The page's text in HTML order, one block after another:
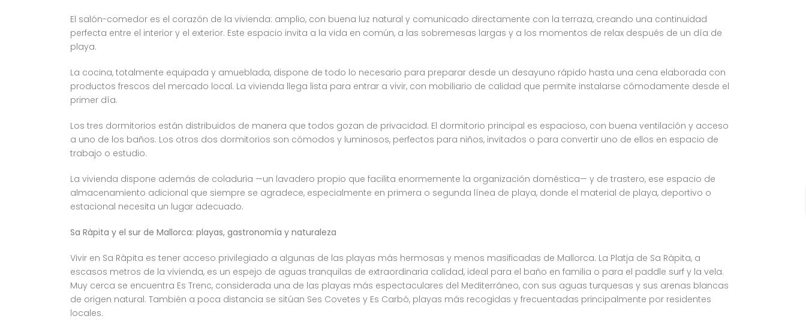
El salón-comedor es el corazón de la vivienda: amplio, con buena luz natural y comunicado directamente con la terraza, creando una continuidad
perfecta entre el interior y el exterior. Este espacio invita a la vida en común, a las sobremesas largas y a los momentos de relax después de un día de
playa.
La cocina, totalmente equipada y amueblada, dispone de todo lo necesario para preparar desde un desayuno rápido hasta una cena elaborada con
productos frescos del mercado local. La vivienda llega lista para entrar a vivir, con mobiliario de calidad que permite instalarse cómodamente desde el
primer día.
Los tres dormitorios están distribuidos de manera que todos gozan de privacidad. El dormitorio principal es espacioso, con buena ventilación y acceso
a uno de los baños. Los otros dos dormitorios son cómodos y luminosos, perfectos para niños, invitados o para convertir uno de ellos en espacio de
trabajo o estudio.
La vivienda dispone además de coladuria —un lavadero propio que facilita enormemente la organización doméstica— y de trastero, ese espacio de
almacenamiento adicional que siempre se agradece, especialmente en primera o segunda línea de playa, donde el material de playa, deportivo o
estacional necesita un lugar adecuado.
Sa Ràpita y el sur de Mallorca: playas, gastronomía y naturaleza
Vivir en Sa Ràpita es tener acceso privilegiado a algunas de las playas más hermosas y menos masificadas de Mallorca. La Platja de Sa Ràpita, a
escasos metros de la vivienda, es un espejo de aguas tranquilas de extraordinaria calidad, ideal para el baño en familia o para el paddle surf y la vela.
Muy cerca se encuentra Es Trenc, considerada una de las playas más espectaculares del Mediterráneo, con sus aguas turquesas y sus arenas blancas
de origen natural. También a poca distancia se sitúan Ses Covetes y Es Carbó, playas más recogidas y frecuentadas principalmente por residentes
locales.